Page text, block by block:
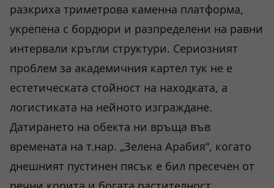
разкриха триметрова каменна платформа,
укрепена с бордюри и разпределени на равни
интервали кръгли структури. Сериозният
проблем за академичния картел тук не е
естетическата стойност на находката, а
логистиката на нейното изграждане.
Датирането на обекта ни връща във
времената на т.нар. „Зелена Арабия“, когато
днешният пустинен пясък е бил пресечен от